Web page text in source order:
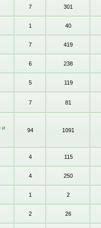
7 301
1 40
7 419
6 238
5 119
7 81
и
94 1091
4 115
4 250
1 2
2 26